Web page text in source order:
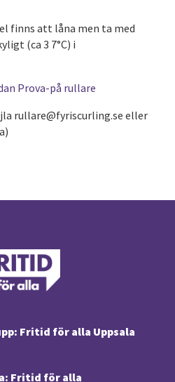
finns att låna men ta med
(ca 3 7°C) i
Prova-på rullare
rullare@fyriscurling.se eller
Fritid för alla Uppsala
Fritid för alla